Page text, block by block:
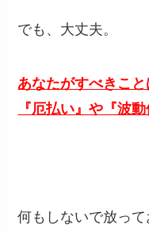
でも、大丈夫。
あなたがすべきこと
『厄払い』や『波
何もしないで放っ